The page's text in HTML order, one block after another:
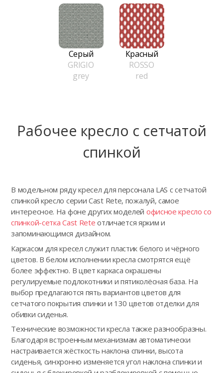
Серый
GRIGIO
grey
Красный
ROSSO
red
Рабочее кресло с сетчатой
спинкой
В модельном ряду кресел для персонала LAS с сетчатой
спинкой кресло серии Cast Rete, пожалуй, самое
интересное. На фоне других моделей офисное кресло со
спинкой-сетка Cast Rete отличается ярким и
запоминающимся дизайном.
Каркасом для кресел служит пластик белого и чёрного
цветов. В белом исполнении кресла смотрятся ещё
более эффектно. В цвет каркаса окрашены
регулируемые подлокотники и пятиколёсная база. На
выбор предлагаются пять вариантов цветов для
сетчатого покрытия спинки и 130 цветов отделки для
обивки сиденья.
Технические возможности кресла также разнообразны.
Благодаря встроенным механизмам автоматически
настраивается жёсткость наклона спинки, высота
сиденья, синхронно изменяется угол наклона спинки и